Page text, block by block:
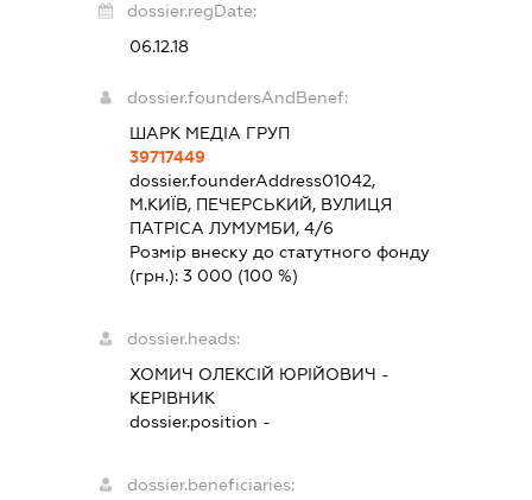
dossier.regDate:
06.12.18
dossier.foundersAndBenef:
ШАРК МЕДІА ГРУП
39717449
dossier.founderAddress01042,
М.КИЇВ, ПЕЧЕРСЬКИЙ, ВУЛИЦЯ
ПАТРІСА ЛУМУМБИ, 4/6
Розмір внеску до статутного фонду
(грн.): 3 000 (100 %)
dossier.heads:
ХОМИЧ ОЛЕКСІЙ ЮРІЙОВИЧ -
КЕРІВНИК
dossier.position -
dossier.beneficiaries: